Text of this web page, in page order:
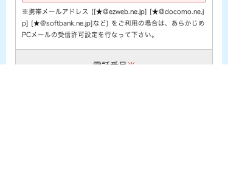
※携帯メールアドレス ([★@ezweb.ne.jp] [★@docomo.ne.j
p] [★@softbank.ne.jp]など) をご利用の場合は、あらかじめ
PCメールの受信許可設定を行なって下さい。
電話番号 ※